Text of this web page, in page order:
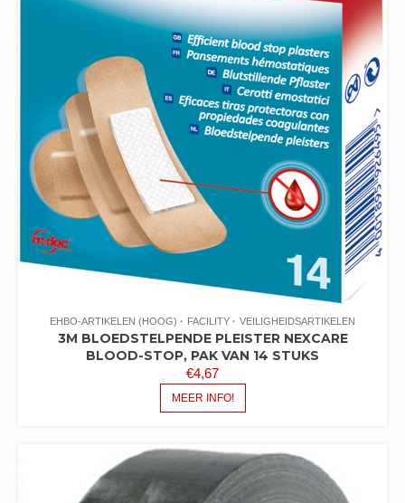
EHBO-ARTIKELEN (HOOG) FACILITY VEILIGHEIDSARTIKELEN
3M BLOEDSTELPENDE PLEISTER NEXCARE
BLOOD-STOP, PAK VAN 14 STUKS
€4,67
MEER INFO!